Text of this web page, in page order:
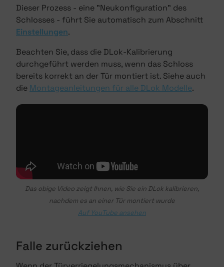
Dieser Prozess - eine "Neukonfiguration" des
Schlosses - führt Sie automatisch zum Abschnitt
Einstellungen.
Beachten Sie, dass die DLok-Kalibrierung
durchgeführt werden muss, wenn das Schloss
bereits korrekt an der Tür montiert ist. Siehe auch
die Montageanleitungen für alle DLok Modelle.
Das obige Video zeigt Ihnen, wie Sie ein DLok kalibrieren,
nachdem es an einer Tür montiert wurde
Auf YouTube ansehen
Falle zurückziehen